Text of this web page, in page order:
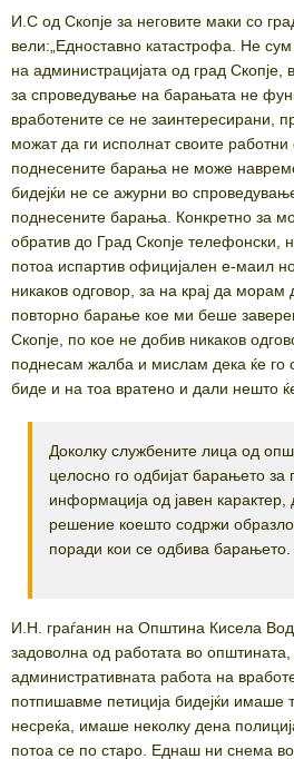
И.С од Скопје за неговите маки со
вели:„Едноставно катастрофа. Не
на администрацијата од град Скопје,
за спроведување на барањата не
вработените се не заинтересирани,
можат да ги исполнат своите
поднесените барања не може
бидејќи не се ажурни во
поднесените барања. Конкретно за
обратив до Град Скопје телефонски,
потоа испартив официјален е-маил
никаков одговор, за на крај да
повторно барање кое ми беше
Скопје, по кое не добив никаков
поднесам жалба и мислам дека ќе го
биде и на тоа вратено и дали нешто
Доколку службените лица од
целосно го одбијат барањето за
информација од јавен карактер,
решение коешто содржи
поради кои се одбива барањето.
И.Н. граѓанин на Општина Кисела
задоволна од работата во општината,
административната работа на
потпишавме петиција бидејќи имаше
несреќа, имаше неколку дена
потоа се по старо. Еднаш ни снема